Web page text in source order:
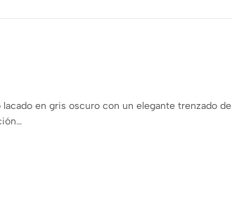
en gris oscuro con un elegante trenzado de